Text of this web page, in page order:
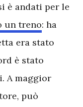
è andati per le
un treno: ha
era stato
è stato
A maggior
può